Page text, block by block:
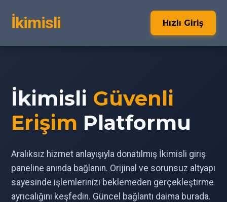
İkimisli Hızlı Giriş
İkimisli Güvenli
Erişim Platformu
Aralıksız hizmet anlayışıyla donatılmış İkimisli giriş
paneline anında bağlanın. Orijinal ve sorunsuz altyapı
sayesinde işlemlerinizi beklemeden gerçekleştirme
ayrıcalığını keşfedin. Güncel bağlantı daima burada.